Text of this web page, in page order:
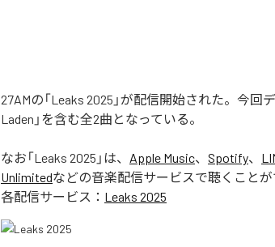
27AMの「Leaks 2025」が配信開始された。今回
Laden」を含む全2曲となっている。
なお「Leaks 2025 」は、 Apple Music、 Spotify、
Unlimitedなどの音楽配信サービスで聴くことが
各配信サービス： Leaks 2025